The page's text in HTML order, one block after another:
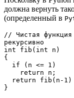
должна вернуть
(определенный в
// Чистая функция
рекурсивно
int fib(int n)
{
  if (n <= 1)
    return n;
return fib(n-
}